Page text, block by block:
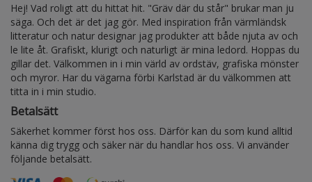
Hej! Vad roligt att du hittat hit. "Gräv där du står" brukar man ju
säga. Och det är det jag gör. Med inspiration från värmländsk
litteratur och natur designar jag produkter att både njuta av och
le lite åt. Grafiskt, klurigt och naturligt är mina ledord. Hoppas du
gillar det. Välkommen in i min värld av ordstäv, grafiska mönster
och myror. Har du vägarna förbi Karlstad är du välkommen att
titta in i min studio.
Betalsätt
Säkerhet kommer först hos oss. Därför kan du som kund alltid
känna dig trygg och säker när du handlar hos oss. Vi använder
följande betalsätt.